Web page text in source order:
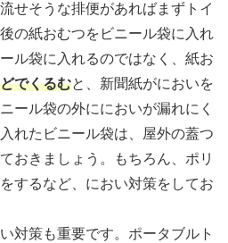
せそうな排便があればまずトイ
の紙おむつをビニール袋に入れ
ル袋に入れるのではなく、紙お
でくるむと、新聞紙がにおいを
ール袋の外ににおいが漏れにく
れたビニール袋は、屋外の蓋つ
おきましょう。もちろん、ポリ
するなど、におい対策をしてお
対策も重要です。ポータブルト